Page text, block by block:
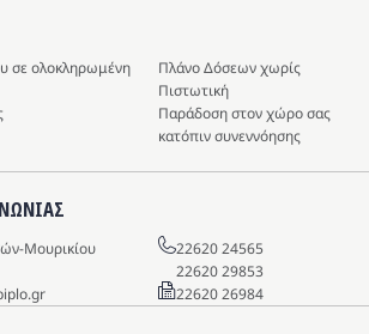
σε ολοκληρωμένη
Πλάνο Δόσεων χωρίς
Πιστωτική
Παράδοση στον χώρο σας
κατόπιν συνεννόησης
Μουρικίου
22620 24565
22620 29853
22620 26984